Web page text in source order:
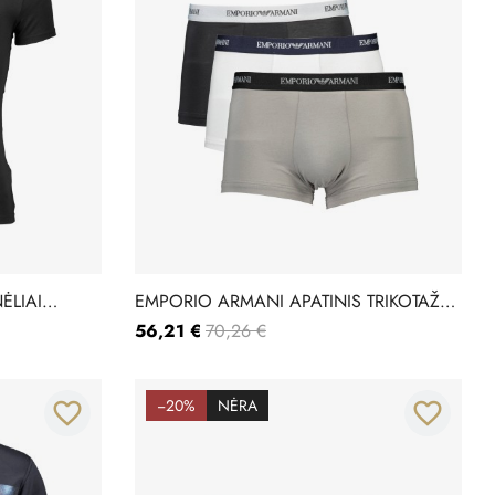
EMPORIO ARMANI APATINIS TRIKOTAŽAS
111357-CC717
56,21 € 70,26 €
favorite_border −20% NĖRA favorite_border